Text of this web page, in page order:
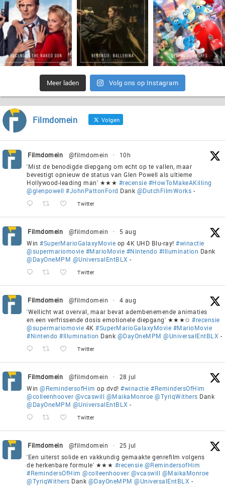
Meer laden Volg ons op Instagram
Filmdomein Volgen
Filmdomein @filmdomein ·
10h
'Mist de benodigde diepgang om echt op te vallen, maar
bevestigt opnieuw de status van Glen Powell als ultieme
Hollywood-leading man' ★★★ #recensie #HowToMakeAKilling
@glenpowell #JohnPattonFord Dank @DutchFilmWorks -
Twitter
Filmdomein @filmdomein ·
5 aug
Win #SuperMarioGalaxyMovie op 4K UHD Blu-ray! #winactie
@supermariomovie #MarioMovie #Nintendo #Illumination Dank
@DayOneMPM @UniversalEntBLX -
Twitter
Filmdomein @filmdomein ·
4 aug
'Wellicht wat overval, maar bevat adembenemende animaties
en een verfrissende dosis emotionele diepgang' ★★★✩ #recensie
@supermariomovie 4K #SuperMarioGalaxyMovie #MarioMovie
#Nintendo #Illumination Dank @DayOneMPM @UniversalEntBLX -
Twitter
Filmdomein @filmdomein ·
28 jul
Win @RemindersofHim op dvd! #winactie #RemindersOfHim
@colleenhoover @vcaswill @MaikaMonroe @TyriqWithers Dank
@DayOneMPM @UniversalEntBLX -
Twitter
Filmdomein @filmdomein ·
25 jul
'Een uiterst solide en vakkundig gemaakte genrefilm volgens
de herkenbare formule' ★★★ #recensie @RemindersofHim
#RemindersOfHim @colleenhoover @vcaswill @MaikaMonroe
@TyriqWithers Dank @DayOneMPM @UniversalEntBLX -